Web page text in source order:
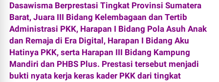
Dasawisma Berprestasi Tingkat Provinsi Sumatera
Barat, Juara III Bidang Kelembagaan dan Tertib
Administrasi PKK, Harapan I Bidang Pola Asuh Anak
dan Remaja di Era Digital, Harapan I Bidang Aku
Hatinya PKK, serta Harapan III Bidang Kampung
Mandiri dan PHBS Plus. Prestasi tersebut menjadi
bukti nyata kerja keras kader PKK dari tingkat